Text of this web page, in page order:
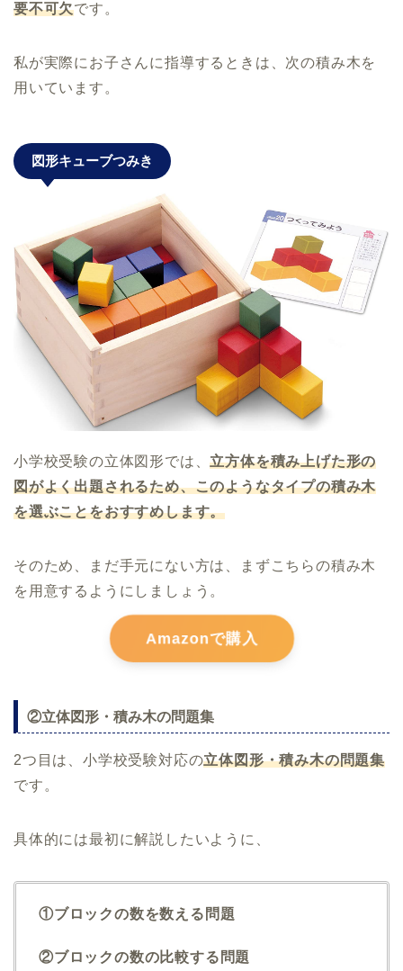
要不可欠です。
私が実際にお子さんに指導するときは、次の積み木を
用いています。
図形キューブつみき
小学校受験の立体図形では、立方体を積み上げた形の
図がよく出題されるため、このようなタイプの積み木
を選ぶことをおすすめします。
そのため、まだ手元にない方は、まずこちらの積み木
を用意するようにしましょう。
Amazonで購入
②立体図形・積み木の問題集
2つ目は、小学校受験対応の立体図形・積み木の問題集
です。
具体的には最初に解説したいように、
①ブロックの数を数える問題
②ブロックの数の比較する問題